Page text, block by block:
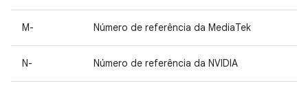
M- Número de referência da MediaTek
N- Número de referência da NVIDIA